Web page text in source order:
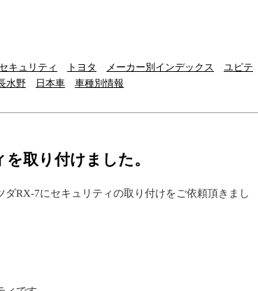
セキュリティ トヨタ メーカー別インデックス
ユピテ
水野 日本車 車種別情報
取り付けました。
RX-7にセキュリティの取り付けをご依頼頂きまし